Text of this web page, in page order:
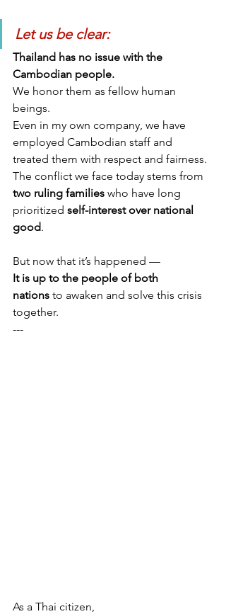
Let us be clear:
Thailand has no issue with the
Cambodian people.
We honor them as fellow human
beings.
Even in my own company, we have
employed Cambodian staff and
treated them with respect and fairness.
The conflict we face today stems from
two ruling families who have long
prioritized self-interest over national
good.
But now that it’s happened —
It is up to the people of both
nations to awaken and solve this crisis
together.
---
As a Thai citizen,